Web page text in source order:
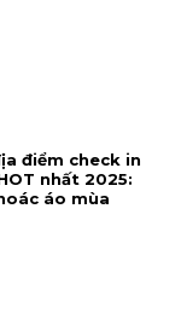
điểm check in
nhất 2025:
áo mùa